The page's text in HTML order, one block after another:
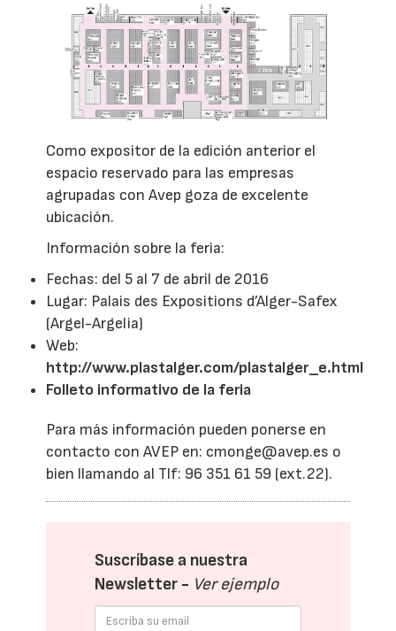
Como expositor de la edición anterior el
espacio reservado para las empresas
agrupadas con Avep goza de excelente
ubicación.
Información sobre la feria:
Fechas: del 5 al 7 de abril de 2016
Lugar: Palais des Expositions d’Alger-Safex
(Argel-Argelia)
Web:
http://www.plastalger.com/plastalger_e.html
Folleto informativo de la feria
Para más información pueden ponerse en
contacto con AVEP en: cmonge@avep.es o
bien llamando al Tlf: 96 351 61 59 (ext.22).
Suscríbase a nuestra
Newsletter - Ver ejemplo